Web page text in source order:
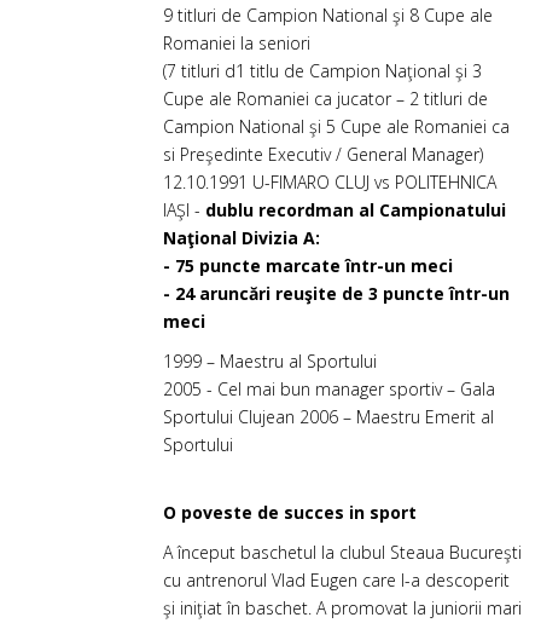
9 titluri de Campion National şi 8 Cupe ale
Romaniei la seniori
(7 titluri d1 titlu de Campion Naţional şi 3
Cupe ale Romaniei ca jucator – 2 titluri de
Campion National şi 5 Cupe ale Romaniei ca
si Preşedinte Executiv / General Manager)
12.10.1991 U-FIMARO CLUJ vs POLITEHNICA
IAŞI - dublu recordman al Campionatului
Naţional Divizia A:
- 75 puncte marcate într-un meci
- 24 aruncări reuşite de 3 puncte într-un
meci
1999 – Maestru al Sportului
2005 - Cel mai bun manager sportiv – Gala
Sportului Clujean 2006 – Maestru Emerit al
Sportului
O poveste de succes in sport
A început baschetul la clubul Steaua Bucureşti
cu antrenorul Vlad Eugen care l-a descoperit
şi iniţiat în baschet. A promovat la juniorii mari